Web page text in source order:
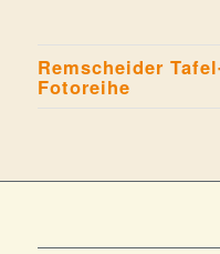
Remscheider
Fotoreihe